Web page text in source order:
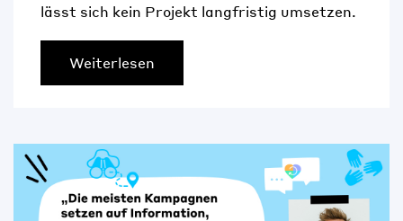
lässt sich kein Projekt langfristig umsetzen.
Weiterlesen